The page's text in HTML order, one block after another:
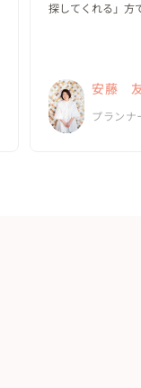
探してくれる」方
新郎・新婦に招待
の、ほと...
安藤
プランナ